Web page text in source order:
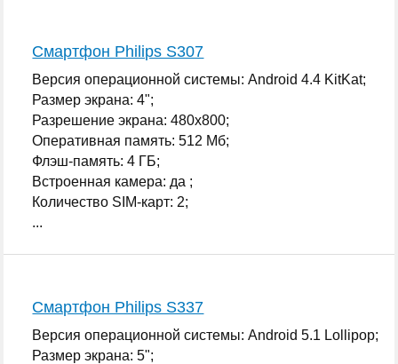
Смартфон Philips S307
Версия операционной системы: Android 4.4 KitKat;
Размер экрана: 4";
Разрешение экрана: 480x800;
Оперативная память: 512 Мб;
Флэш-память: 4 ГБ;
Встроенная камера: да ;
Количество SIM-карт: 2;
...
Смартфон Philips S337
Версия операционной системы: Android 5.1 Lollipop;
Размер экрана: 5";